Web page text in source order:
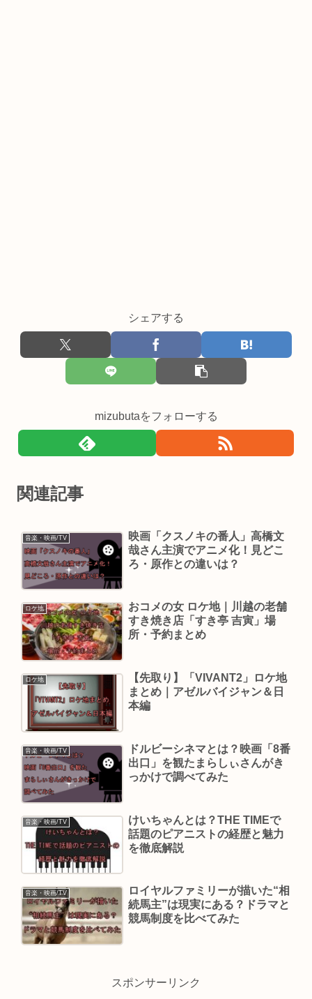
シェアする
mizubutaをフォローする
関連記事
音楽・映画/TV
映画「クスノキの番人」高橋文
哉さん主演でアニメ化！見どこ
ろ・原作との違いは？
ロケ地
おコメの女 ロケ地｜川越の老舗
すき焼き店「すき亭 吉寅」場
所・予約まとめ
ロケ地
【先取り】「VIVANT2」ロケ地
まとめ｜アゼルバイジャン＆日
本編
音楽・映画/TV
ドルビーシネマとは？映画「8番
出口」を観たまらしぃさんがき
っかけで調べてみた
音楽・映画/TV
けいちゃんとは？THE TIMEで
話題のピアニストの経歴と魅力
を徹底解説
音楽・映画/TV
ロイヤルファミリーが描いた“相
続馬主”は現実にある？ドラマと
競馬制度を比べてみた
スポンサーリンク